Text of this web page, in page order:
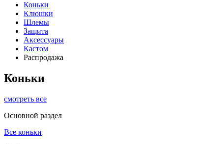
Коньки
Клюшки
Шлемы
Защита
Аксессуары
Кастом
Распродажа
Коньки
смотреть все
Основной раздел
Все коньки